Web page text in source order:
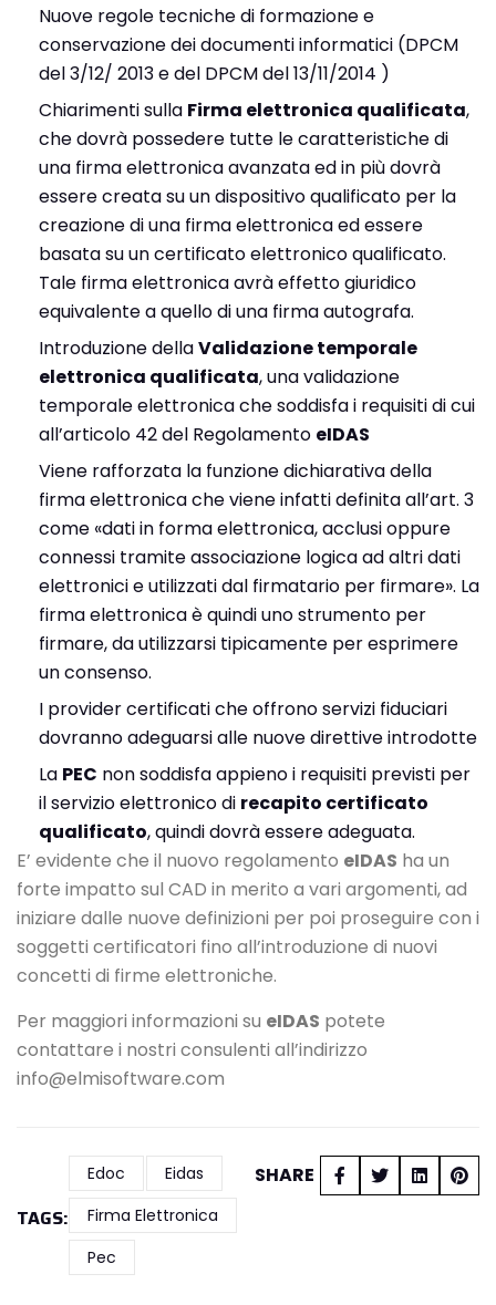
Nuove regole tecniche di formazione e
conservazione dei documenti informatici (DPCM
del 3/12/ 2013 e del DPCM del 13/11/2014 )
Chiarimenti sulla Firma elettronica qualificata,
che dovrà possedere tutte le caratteristiche di
una firma elettronica avanzata ed in più dovrà
essere creata su un dispositivo qualificato per la
creazione di una firma elettronica ed essere
basata su un certificato elettronico qualificato.
Tale firma elettronica avrà effetto giuridico
equivalente a quello di una firma autografa.
Introduzione dellaValidazione temporale
elettronica qualificata, una validazione
temporale elettronica che soddisfa i requisiti di cui
all’articolo 42 del Regolamento eIDAS
Viene rafforzata la funzione dichiarativa della
firma elettronica che viene infatti definita all’art. 3
come «dati in forma elettronica, acclusi oppure
connessi tramite associazione logica ad altri dati
elettronici e utilizzati dal firmatario per firmare». La
firma elettronica è quindi uno strumento per
firmare, da utilizzarsi tipicamente per esprimere
un consenso.
I provider certificati che offrono servizi fiduciari
dovranno adeguarsi alle nuove direttive introdotte
La PEC non soddisfa appieno i requisiti previsti per
il servizio elettronico di recapito certificato
qualificato, quindi dovrà essere adeguata.
E’ evidente che il nuovo regolamento eIDAS ha un
forte impatto sul CAD in merito a vari argomenti, ad
iniziare dalle nuove definizioni per poi proseguire con i
soggetti certificatori fino all’introduzione di nuovi
concetti di firme elettroniche.
Per maggiori informazioni su eIDAS potete
contattare i nostri consulenti all’indirizzo
info@elmisoftware.com
TAGS:
Edoc
Eidas
Firma Elettronica
Pec
SHARE